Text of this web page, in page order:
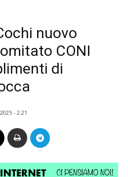
nuovo
CONI
di
- 2:21